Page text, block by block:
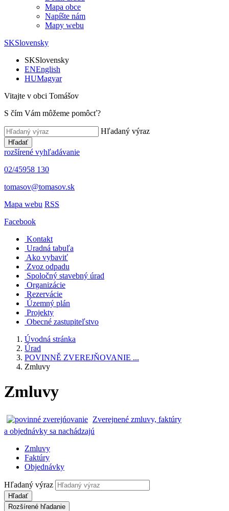
Mapa obce
Napíšte nám
Mapy webu
SKSlovensky
SKSlovensky
ENEnglish
HUMagyar
Vitajte v obci Tomášov
S čím Vám môžeme pomôcť?
Hľadaný výraz
Hľadať
rozšírené vyhľadávanie
02/45958 130
tomasov@tomasov.sk
Mapa webu RSS
Facebook
Kontakt
Uradná tabuľa
Ako vybaviť
Zvoz odpadu
Spoločný stavebný úrad
Organizácie
Rezervácie
Územný plán
Projekty
Obecné zastupiteľstvo
Úvodná stránka
Úrad
POVINNĚ ZVEREJŇOVANIE ...
Zmluvy
Zmluvy
Zverejnené zmluvy, faktúry
a objednávky sa nachádzajú
Zmluvy
Faktúry
Objednávky
Hľadaný výraz
Hľadať
Rozšírené hľadanie